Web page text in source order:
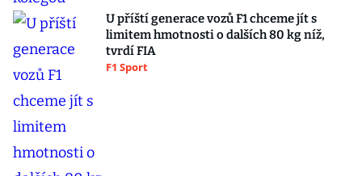
U příští generace vozů F1 chceme jít s
limitem hmotnosti o dalších 80 kg níž,
tvrdí FIA
F1 Sport